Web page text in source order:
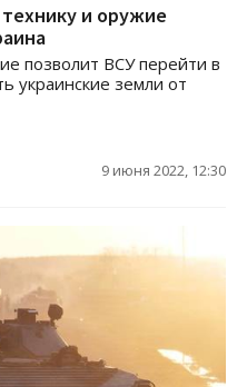
и оружие
позволит ВСУ перейти в
украинские земли от
9 июня 2022, 12:30